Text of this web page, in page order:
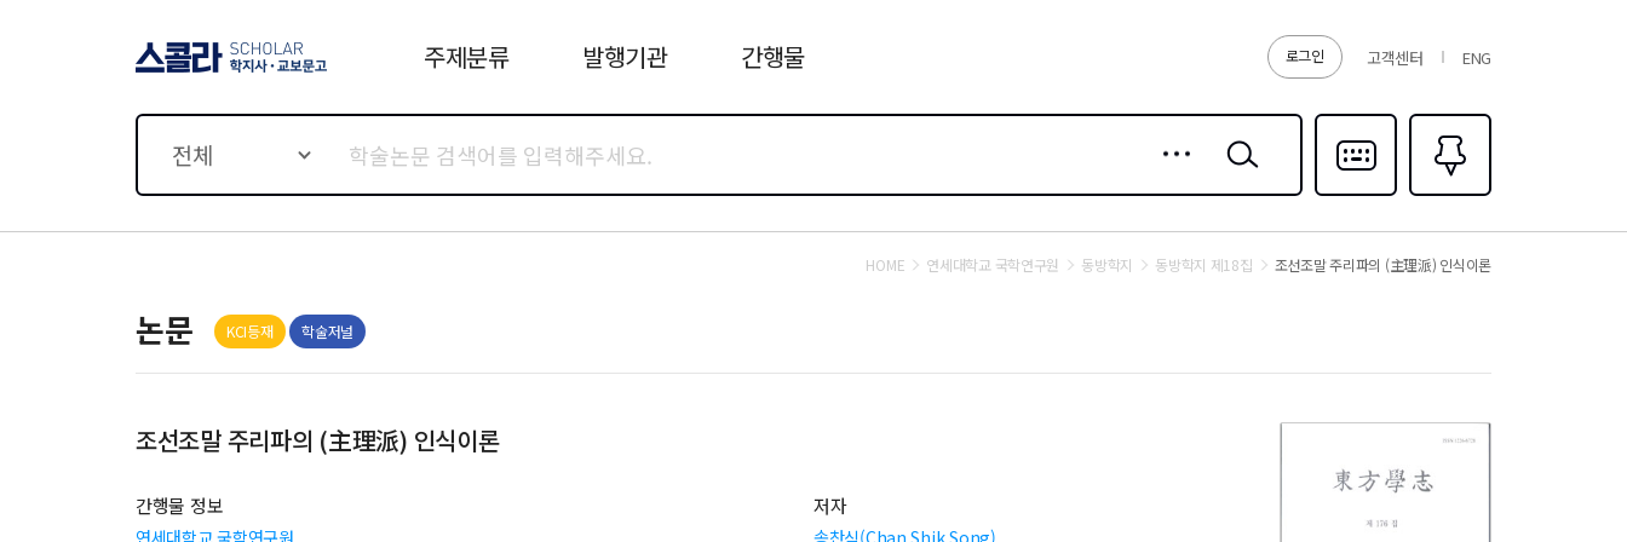
로그인 고객센터 ENG
주제분류 발행기관 간행물
전체
검색
다국어입력
즐겨찾기0
HOME 연세대학교 국학연구원 동방학지 동방학지 제18집 조선조말 주리파의 (主理派) 인식이론
논문 KCI등재 학술저널
조선조말 주리파의 (主理派) 인식이론
간행물 정보 저자